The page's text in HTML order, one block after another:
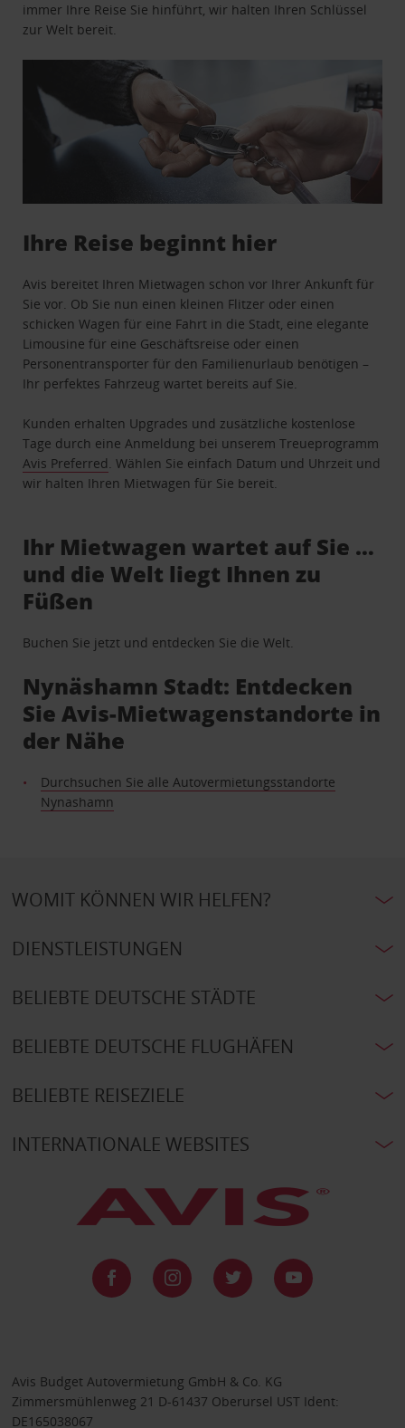
immer Ihre Reise Sie hinführt, wir halten Ihren Schlüssel
zur Welt bereit.
Ihre Reise beginnt hier
Avis bereitet Ihren Mietwagen schon vor Ihrer Ankunft für
Sie vor. Ob Sie nun einen kleinen Flitzer oder einen
schicken Wagen für eine Fahrt in die Stadt, eine elegante
Limousine für eine Geschäftsreise oder einen
Personentransporter für den Familienurlaub benötigen –
Ihr perfektes Fahrzeug wartet bereits auf Sie.
Kunden erhalten Upgrades und zusätzliche kostenlose
Tage durch eine Anmeldung bei unserem Treueprogramm
Avis Preferred . Wählen Sie einfach Datum und Uhrzeit und
wir halten Ihren Mietwagen für Sie bereit.
Ihr Mietwagen wartet auf Sie …
und die Welt liegt Ihnen zu
Füßen
Buchen Sie jetzt und entdecken Sie die Welt.
Nynäshamn Stadt: Entdecken
Sie Avis-Mietwagenstandorte in
der Nähe
Durchsuchen Sie alle Autovermietungsstandorte
Nynashamn
WOMIT KÖNNEN WIR HELFEN?
DIENSTLEISTUNGEN
BELIEBTE DEUTSCHE STÄDTE
BELIEBTE DEUTSCHE FLUGHÄFEN
BELIEBTE REISEZIELE
INTERNATIONALE WEBSITES
Avis Budget Autovermietung GmbH & Co. KG
Zimmersmühlenweg 21 D-61437 Oberursel UST Ident:
DE165038067